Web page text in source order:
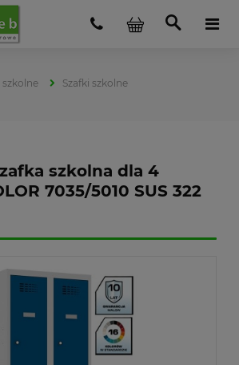
szkolne Szafki szkolne
szkolna dla 4
7035/5010 SUS 322